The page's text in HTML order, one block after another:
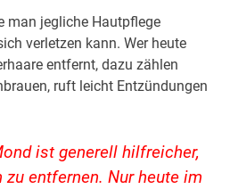
man jegliche Hautpflege
verletzen kann. Wer heute
entfernt, dazu zählen
ruft leicht Entzündungen
ist generell hilfreicher,
entfernen. Nur heute im